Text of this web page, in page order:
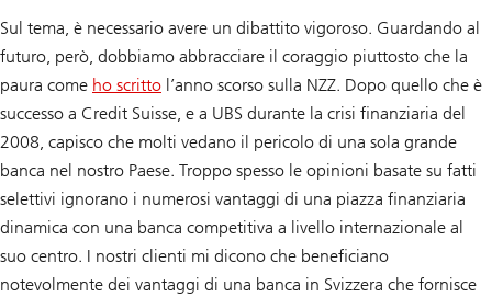
Sul tema, è necessario avere un dibattito vigoroso. Guardando al
futuro, però, dobbiamo abbracciare il coraggio piuttosto che la
paura come ho scritto l’anno scorso sulla NZZ. Dopo quello che è
successo a Credit Suisse, e a UBS durante la crisi finanziaria del
2008, capisco che molti vedano il pericolo di una sola grande
banca nel nostro Paese. Troppo spesso le opinioni basate su fatti
selettivi ignorano i numerosi vantaggi di una piazza finanziaria
dinamica con una banca competitiva a livello internazionale al
suo centro. I nostri clienti mi dicono che beneficiano
notevolmente dei vantaggi di una banca in Svizzera che fornisce